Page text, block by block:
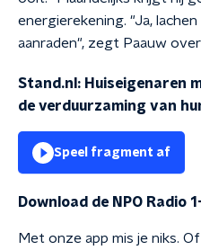
energierekening. "Ja,
aanraden", zegt Paauw
Stand.nl: Huiseigenaren
de verduurzaming van
Speel fragment af
Download de NPO Radio
Met onze app mis je niks.